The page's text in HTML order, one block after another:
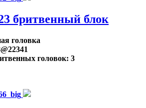
бритвенный блок
головка
головок: 3